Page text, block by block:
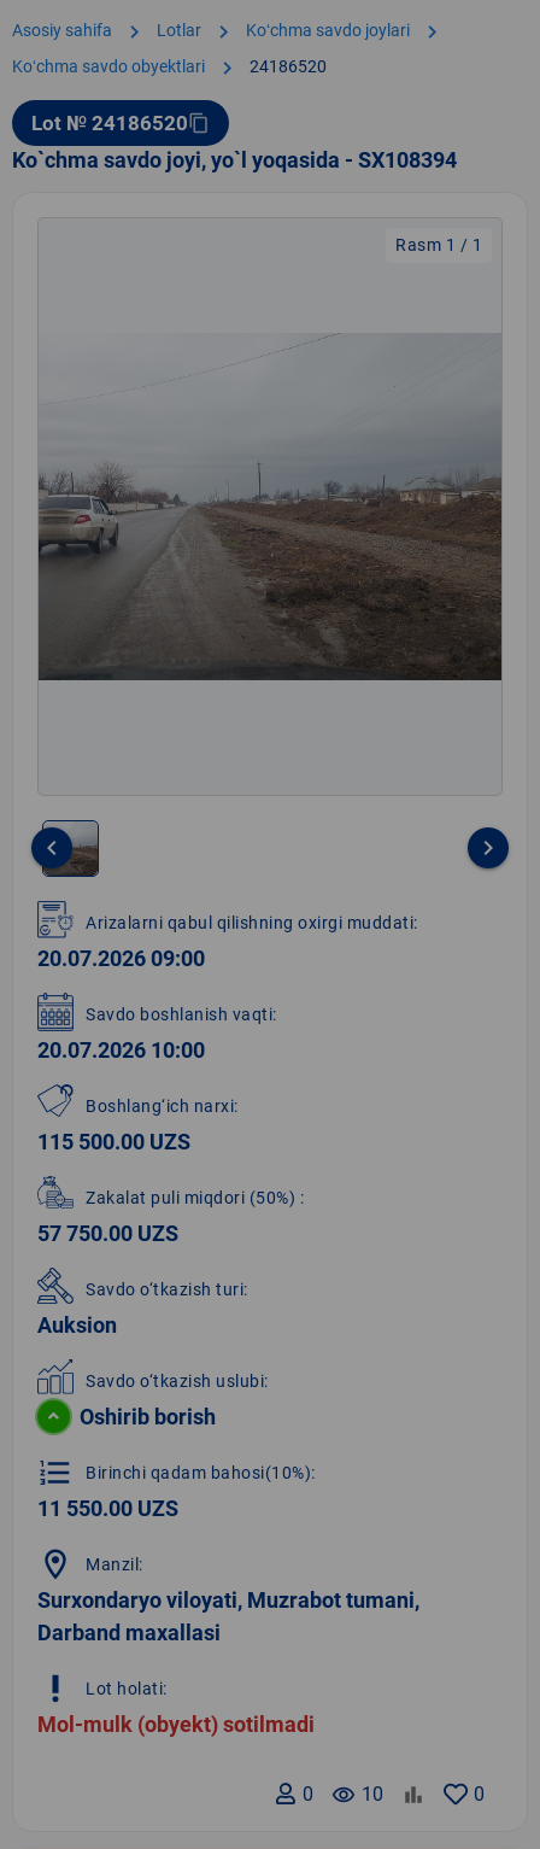
Asosiy sahifa chevron_right Lotlar chevron_right Koʻchma savdo joylari chevron_right
Koʻchma savdo obyektlari chevron_right 24186520
Lot № 24186520content_copy
Ko`chma savdo joyi, yo`l yoqasida - SX108394
Rasm 1 / 1
1
of
1
keyboard_arrow_left keyboard_arrow_right
Arizalarni qabul qilishning oxirgi muddati:
20.07.2026 09:00
Savdo boshlanish vaqti:
20.07.2026 10:00
Boshlang‘ich narxi:
115 500.00 UZS
Zakalat puli miqdori (50%) :
57 750.00 UZS
Savdo o‘tkazish turi:
Auksion
Savdo o‘tkazish uslubi:
Oshirib borish
format_list_numbered Birinchi qadam bahosi(10%):
11 550.00 UZS
location_on Manzil:
Surxondaryo viloyati, Muzrabot tumani,
Darband maxallasi
priority_high Lot holati:
Mol-mulk (obyekt) sotilmadi
0
remove_red_eye 10
0